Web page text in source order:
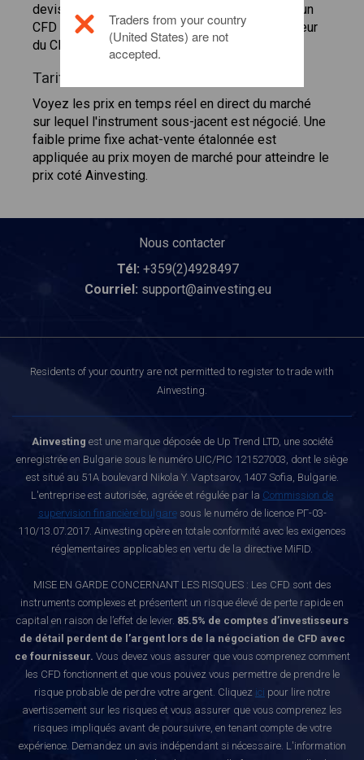
devise de la matière première. Par exemple, si un
CFD sur or est négocié à $1 200.50, alors la valeur
du CFD sur une once d'or est $1 200.50.
Tarification
Voyez les prix en temps réel en direct du marché
sur lequel l'instrument sous-jacent est négocié. Une
faible prime fixe achat-vente étalonnée est
appliquée au prix moyen de marché pour atteindre le
prix coté Ainvesting.
Nous contacter
Tél: +359(2)4928497
Courriel: support@ainvesting.eu
Residents of your country are not permitted to register to trade with
Ainvesting.
Ainvesting est une marque déposée de Up Trend LTD, une société
enregistrée en Bulgarie sous le numéro UIC/PIC 121527003, dont le siège
est situé au 51A boulevard Nikola Y. Vaptsarov, 1407 Sofia, Bulgarie.
L'entreprise est autorisée, agréée et régulée par la Commission de
supervision financière bulgaresous le numéro de licence РГ-03-
110/13.07.2017. Ainvesting opère en totale conformité avec les exigences
réglementaires applicables en vertu de la directive MiFID.
MISE EN GARDE CONCERNANT LES RISQUES : Les CFD sont des
instruments complexes et présentent un risque élevé de perte rapide en
capital en raison de l’effet de levier. 85.5% de comptes d’investisseurs
de détail perdent de l’argent lors de la négociation de CFD avec
ce fournisseur. Vous devez vous assurer que vous comprenez comment
les CFD fonctionnent et que vous pouvez vous permettre de prendre le
risque probable de perdre votre argent. Cliquez ici pour lire notre
avertissement sur les risques et vous assurer que vous comprenez les
risques impliqués avant de poursuivre, en tenant compte de votre
expérience. Demandez un avis indépendant si nécessaire. L'information
Traders from your country
(United States) are not
accepted.